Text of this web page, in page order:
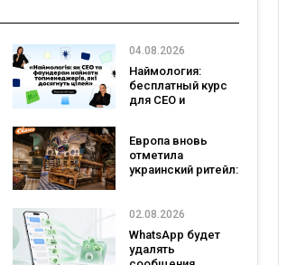
04.08.2026
Наймология:
бесплатный курс
для CEO и
Европа вновь
отметила
украинский ритейл:
рейтинг лучших
супермаркетов
02.08.2026
WhatsApp будет
удалять